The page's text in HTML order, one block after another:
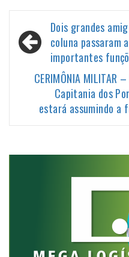
Navegação
de
Dois grandes
coluna passaram
importantes
CERIMÔNIA MILITAR
Capitania dos
estará assumindo a